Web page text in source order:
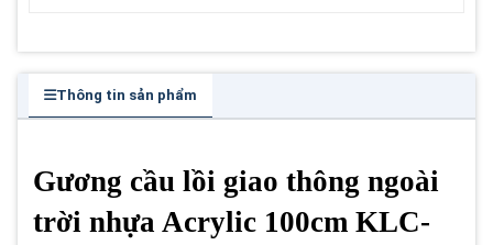
Thông tin sản phẩm
Gương cầu lồi giao thông ngoài
trời nhựa Acrylic 100cm KLC-